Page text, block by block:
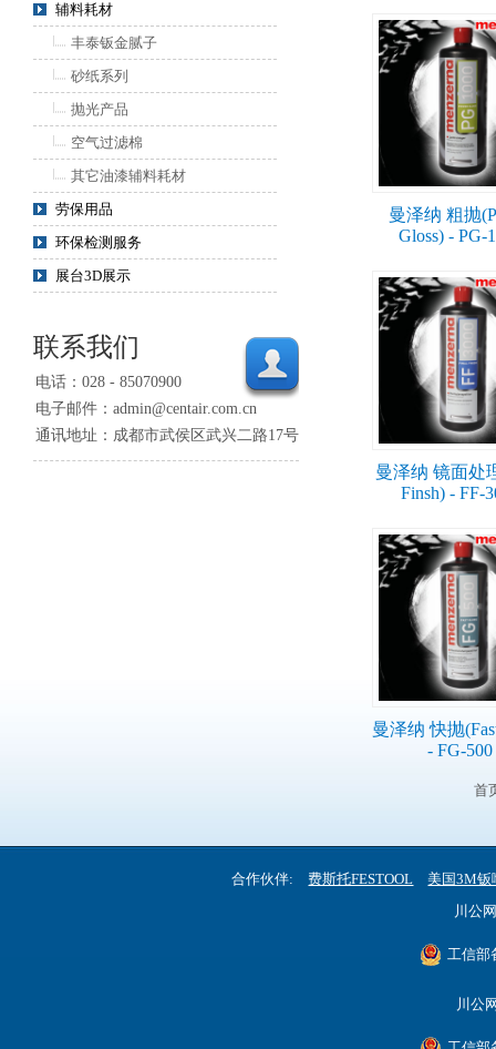
曼泽纳 粗抛
Gloss) - PG-
曼泽纳 镜面处
Finsh) - FF-
曼泽纳 快抛
- FG-500
首
辅料耗材
丰泰钣金腻子
砂纸系列
抛光产品
空气过滤棉
其它油漆辅料耗材
劳保用品
环保检测服务
展台3D展示
联系我们
电话：028 - 85070900
电子邮件：admin@centair.com.cn
通讯地址：成都市武侯区武兴二路17号
合作伙伴: 费斯托FESTOOL
美国3M钣
川公
工信部
川公